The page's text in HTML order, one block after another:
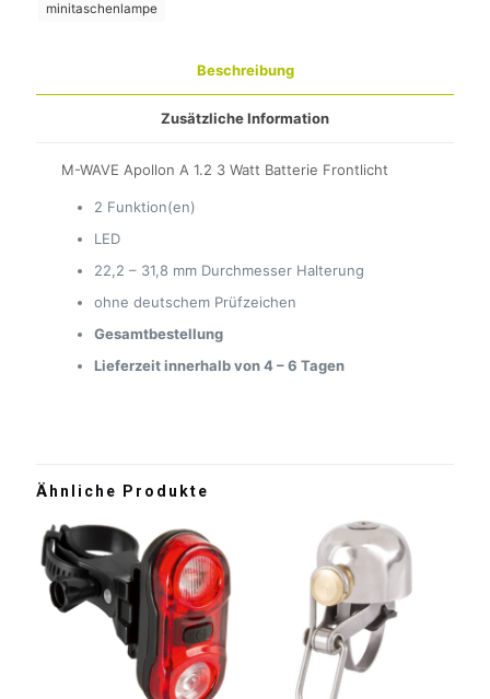
minitaschenlampe
Beschreibung
Zusätzliche Information
M-WAVE Apollon A 1.2 3 Watt Batterie Frontlicht
2 Funktion(en)
LED
22,2 – 31,8 mm Durchmesser Halterung
ohne deutschem Prüfzeichen
Gesamtbestellung
Lieferzeit innerhalb von 4 – 6 Tagen
Ähnliche Produkte